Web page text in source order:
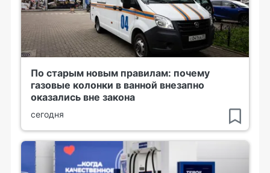
По старым новым правилам: почему
газовые колонки в ванной внезапно
оказались вне закона
сегодня